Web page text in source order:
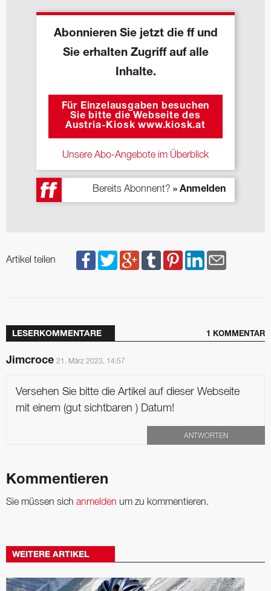
Abonnieren Sie jetzt die ff und
Sie erhalten Zugriff auf alle
Inhalte.
Für Einzelausgaben besuchen
Sie bitte die Webseite des
Austria-Kiosk www.kiosk.at
Unsere Abo-Angebote im Überblick
Bereits Abonnent? » Anmelden
Artikel teilen
LESERKOMMENTARE 1 KOMMENTAR
Jimcroce 21. März 2023, 14:57
Versehen Sie bitte die Artikel auf dieser Webseite
mit einem (gut sichtbaren ) Datum!
ANTWORTEN
Kommentieren
Sie müssen sich anmelden um zu kommentieren.
WEITERE ARTIKEL